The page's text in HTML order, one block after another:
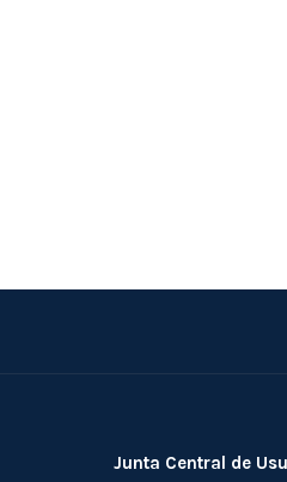
Junta Central de